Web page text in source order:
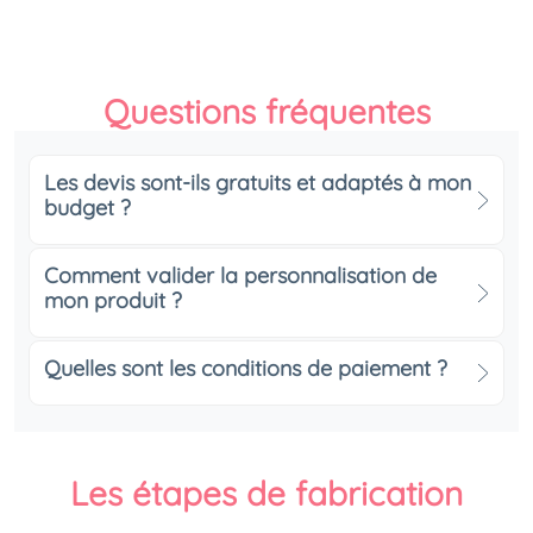
Questions fréquentes
Les devis sont-ils gratuits et adaptés à mon
budget ?
Comment valider la personnalisation de
mon produit ?
Quelles sont les conditions de paiement ?
Les étapes de fabrication